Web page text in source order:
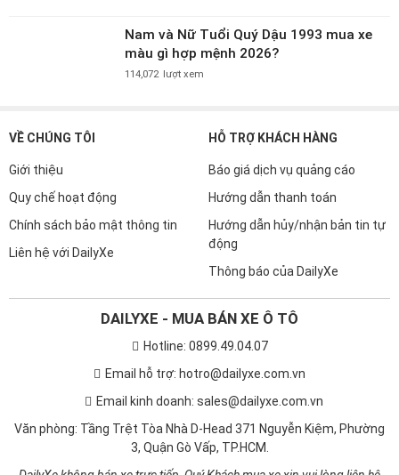
Nam và Nữ Tuổi Quý Dậu 1993 mua xe
màu gì hợp mệnh 2026?
114,072 lượt xem
VỀ CHÚNG TÔI
Giới thiệu
Quy chế hoạt động
Chính sách bảo mật thông tin
Liên hệ với DailyXe
HỖ TRỢ KHÁCH HÀNG
Báo giá dịch vụ quảng cáo
Hướng dẫn thanh toán
Hướng dẫn hủy/nhận bản tin tự
động
Thông báo của DailyXe
DAILYXE - MUA BÁN XE Ô TÔ
Hotline: 0899.49.04.07
Email hỗ trợ: hotro@dailyxe.com.vn
Email kinh doanh: sales@dailyxe.com.vn
Văn phòng: Tầng Trệt Tòa Nhà D-Head 371 Nguyễn Kiệm, Phường
3, Quận Gò Vấp, TP.HCM.